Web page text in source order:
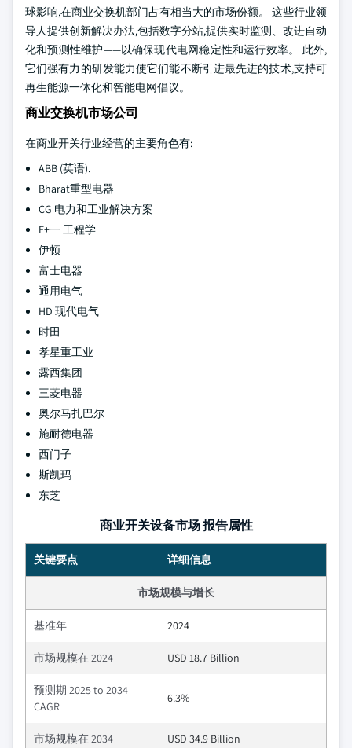
球影响,在商业交换机部门占有相当大的市场份额。 这些行业领
导人提供创新解决办法,包括数字分站,提供实时监测、改进自动
化和预测性维护——以确保现代电网稳定性和运行效率。 此外,
它们强有力的研发能力使它们能不断引进最先进的技术,支持可
再生能源一体化和智能电网倡议。
商业交换机市场公司
在商业开关行业经营的主要角色有:
ABB (英语).
Bharat重型电器
CG 电力和工业解决方案
E+一 工程学
伊顿
富士电器
通用电气
HD 现代电气
时田
孝星重工业
露西集团
三菱电器
奥尔马扎巴尔
施耐德电器
西门子
斯凯玛
东芝
商业开关设备市场 报告属性
关键要点 详细信息
市场规模与增长
基准年 2024
市场规模在 2024 USD 18.7 Billion
预测期 2025 to 2034
CAGR
6.3%
市场规模在 2034 USD 34.9 Billion